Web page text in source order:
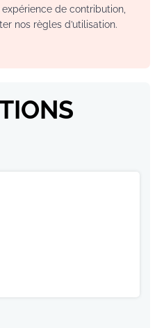
de contribution,
nos règles d’utilisation.